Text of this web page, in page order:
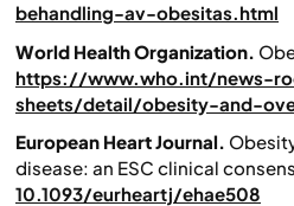
behandling-av-obesitas.html
World Health Organization.
https://www.who.int/news-
sheets/detail/obesity-and-
European Heart Journal.
disease: an ESC clinical
10.1093/eurheartj/ehae508